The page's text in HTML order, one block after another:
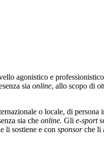
agonistico e
sia online, allo scopo di
o locale, di persona
sia che online. Gli e-sport
li sostiene e con sponsorche li